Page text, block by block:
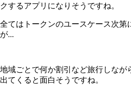
クするアプリになりそうですね。
全てはトークンのユースケース次第
が...
地域ごとで何か割引など旅行しなが
出てくると面白そうですね。